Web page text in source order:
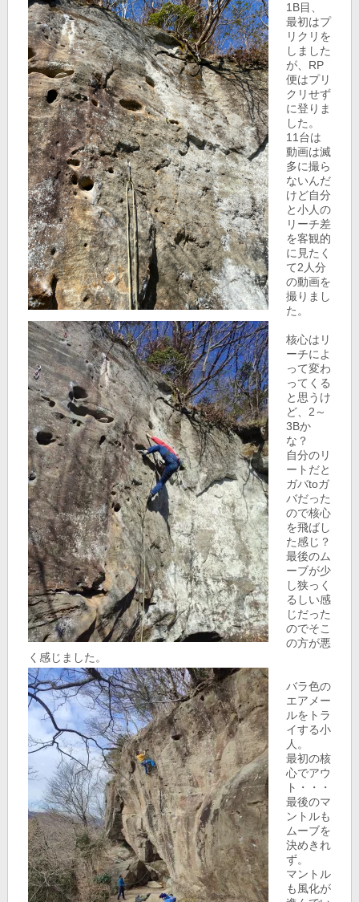
1B目、
最初はプ
リクリを
しました
が、RP
便はプリ
クリせず
に登りま
した。
11台は
動画は滅
多に撮ら
ないんだ
けど自分
と小人の
リーチ差
を客観的
に見たく
て2人分
の動画を
撮りまし
た。
核心はリ
ーチによ
って変わ
ってくる
と思うけ
ど、2～
3Bか
な？
自分のリ
ートだと
ガバtoガ
バだった
ので核心
を飛ばし
た感じ？
最後のム
ーブが少
し狭っく
るしい感
じだった
のでそこ
の方が悪
く感じました。
バラ色の
エアメー
ルをトラ
イする小
人。
最初の核
心でアウ
ト・・・
最後のマ
ントルも
ムーブを
決めきれ
ず。
マントル
も風化が